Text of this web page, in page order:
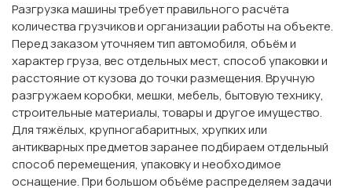
Разгрузка машины требует правильного расчёта
количества грузчиков и организации работы на объекте.
Перед заказом уточняем тип автомобиля, объём и
характер груза, вес отдельных мест, способ упаковки и
расстояние от кузова до точки размещения. Вручную
разгружаем коробки, мешки, мебель, бытовую технику,
строительные материалы, товары и другое имущество.
Для тяжёлых, крупногабаритных, хрупких или
антикварных предметов заранее подбираем отдельный
способ перемещения, упаковку и необходимое
оснащение. При большом объёме распределяем задачи